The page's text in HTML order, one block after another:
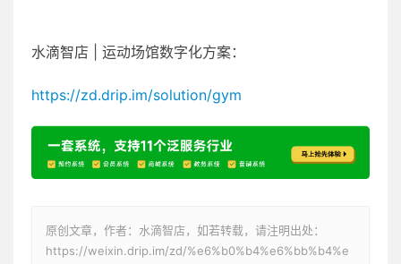
水滴智店 | 运动场馆数字化方案：
https://zd.drip.im/solution/gym
原创文章，作者：水滴智店，如若转载，请注明出处：
https://weixin.drip.im/zd/%e6%b0%b4%e6%bb%b4%e